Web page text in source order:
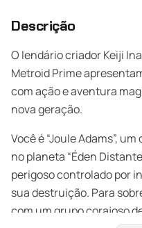
Descrição
O lendário criador Keiji
Metroid Prime
com ação e aventura
nova geração.
Você é “Joule Adams”,
no planeta “Éden
perigoso controlado por
sua destruição. Para
com um grupo corajoso